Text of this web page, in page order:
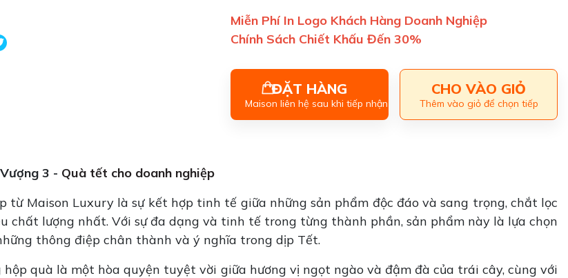
Miễn Phí In Logo Khách Hàng Doanh Nghiệp
Chính Sách Chiết Khấu Đến 30%
ĐẶT HÀNG
Maison liên hệ sau khi tiếp nhận
CHO VÀO GIỎ
Thêm vào giỏ để chọn tiếp
3 - Quà tết cho doanh nghiệp
từ Maison Luxury là sự kết hợp tinh tế giữa những sản phẩm độc đáo và sang trọng, chắt lọc
chất lượng nhất. Với sự đa dạng và tinh tế trong từng thành phần, sản phẩm này là lựa chọn
thông điệp chân thành và ý nghĩa trong dịp Tết.
hộp quà là một hòa quyện tuyệt vời giữa hương vị ngọt ngào và đậm đà của trái cây, cùng với